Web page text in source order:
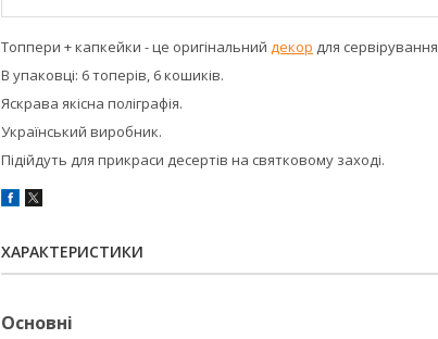
Топпери + капкейки - це оригінальний декор для сервірування
В упаковці: 6 топерів, 6 кошиків.
Яскрава якісна поліграфія.
Український виробник.
Підійдуть для прикраси десертів на святковому заході.
ХАРАКТЕРИСТИКИ
Основні